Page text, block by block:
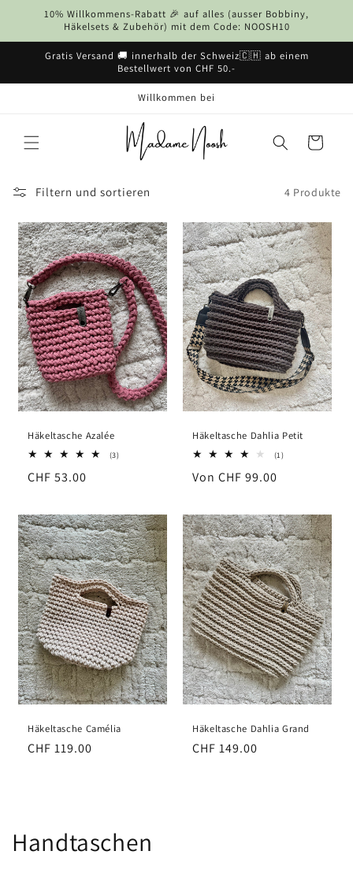
zum10% Willkommens-Rabatt 🎉 auf alles (ausser Bobbiny,
Häkelsets & Zubehör) mit dem Code: NOOSH10
Gratis Versand 🚚 innerhalb der Schweiz🇨🇭 ab einem
Bestellwert von CHF 50.-
Willkommen bei
Warenkorb
Filtern und sortieren 4 Produkte
Häkeltasche Azalée
(3)3
Normaler
CHF 53.00
Häkeltasche Dahlia Petit
(1)1
Normaler
Von CHF 99.00
Häkeltasche Camélia
Normaler
CHF 119.00
Häkeltasche Dahlia Grand
Normaler
CHF 149.00
K
Handtaschen